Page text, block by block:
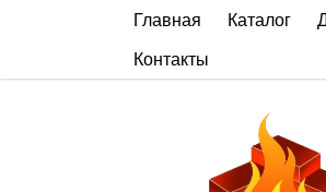
Главная Каталог
Контакты